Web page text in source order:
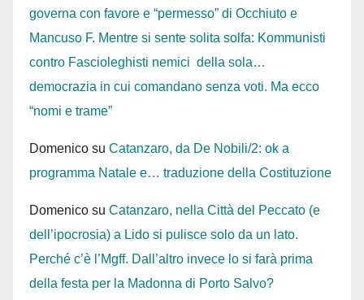
governa con favore e “permesso” di Occhiuto e
Mancuso F. Mentre si sente solita solfa: Kommunisti
contro Fascioleghisti nemici della sola…
democrazia in cui comandano senza voti. Ma ecco
“nomi e trame”
Domenico su Catanzaro, da De Nobili/2: ok a
programma Natale e… traduzione della Costituzione
Domenico su Catanzaro, nella Città del Peccato (e
dell’ipocrosia) a Lido si pulisce solo da un lato.
Perché c’è l’Mgff. Dall’altro invece lo si farà prima
della festa per la Madonna di Porto Salvo?